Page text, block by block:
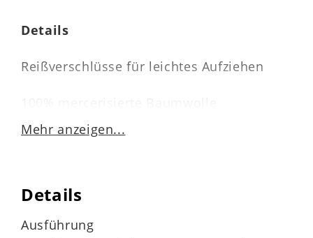
Details
Reißverschlüsse für leichtes Aufziehen
einlaufsicher
Mehr anzeigen...
Details
Ausführung